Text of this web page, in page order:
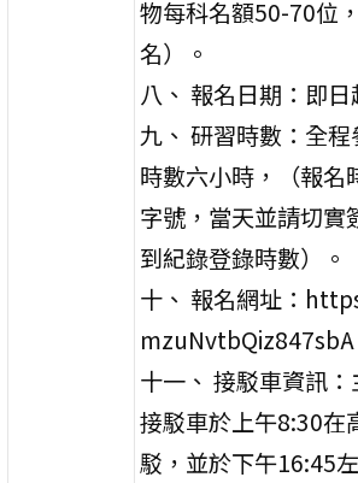
物每科名額50-70位
名）。
八、 報名日期：即日
九、 研習時數：全
時數六小時，（報名
字號，當天並請切實
到紀錄登錄時數）。
十、 報名網址：
mzuNvtbQiz847sbA
十一、 接駁車資訊
接駁車於上午8:30在
駁，並於下午16:45